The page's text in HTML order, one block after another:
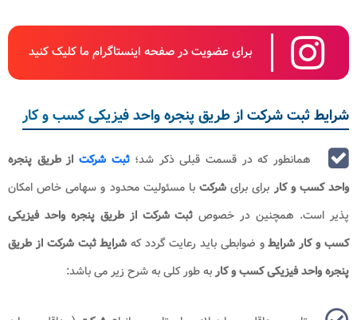
برای عضویت در صفحه اینستاگرام ما کلیک کنید
شرایط ثبت شرکت از طریق پنجره واحد فیزیکی کسب و کار
همانطور که در قسمت قبلی ذکر شد؛ثبت شرکت از طریق پنجره
واحد کسب و کاربرای برای شرکتبا مسئولیت محدود و سهامی خاص امکان
پذیر است. همچنین در خصوص ثبت شرکت از طریق پنجره واحد فیزیکی
کسب و کار شرایطو ضوابطی باید رعایت گردد که شرایط ثبت شرکت از طریق
پنجره واحد فیزیکی کسب و کاربه طور کلی به شرح زیر می باشد: